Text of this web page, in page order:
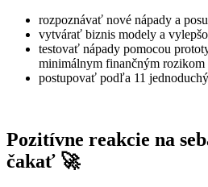
rozpoznávať nové nápady a
vytvárať biznis modely a
testovať nápady pomocou
minimálnym finančným rozikom
postupovať podľa 11
Pozitívne reakcie na
čakať 🚀